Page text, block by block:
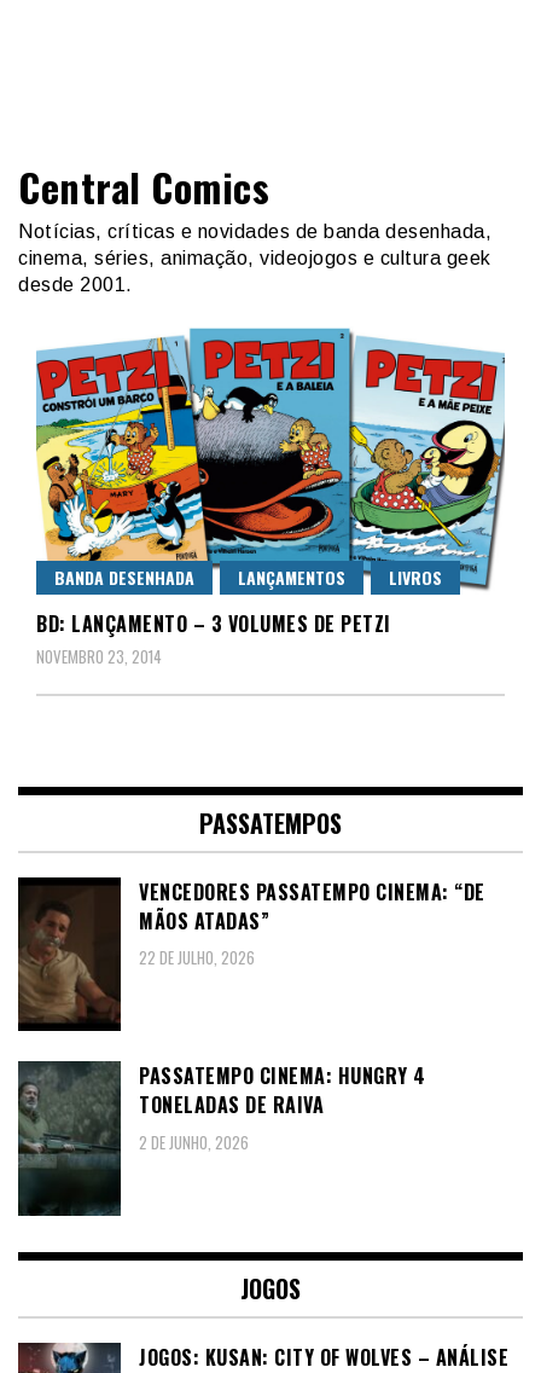
Central Comics
Notícias, críticas e novidades de banda desenhada,
cinema, séries, animação, videojogos e cultura geek
desde 2001.
BANDA DESENHADA LANÇAMENTOS LIVROS
BD: LANÇAMENTO – 3 VOLUMES DE PETZI
NOVEMBRO 23, 2014
PASSATEMPOS
VENCEDORES PASSATEMPO CINEMA: “DE
MÃOS ATADAS”
22 DE JULHO, 2026
PASSATEMPO CINEMA: HUNGRY 4
TONELADAS DE RAIVA
2 DE JUNHO, 2026
JOGOS
JOGOS: KUSAN: CITY OF WOLVES – ANÁLISE